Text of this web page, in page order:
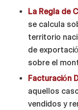
La Regla de
se calcula
territorio
de
sobre el
Facturación
aquellos
vendidos y